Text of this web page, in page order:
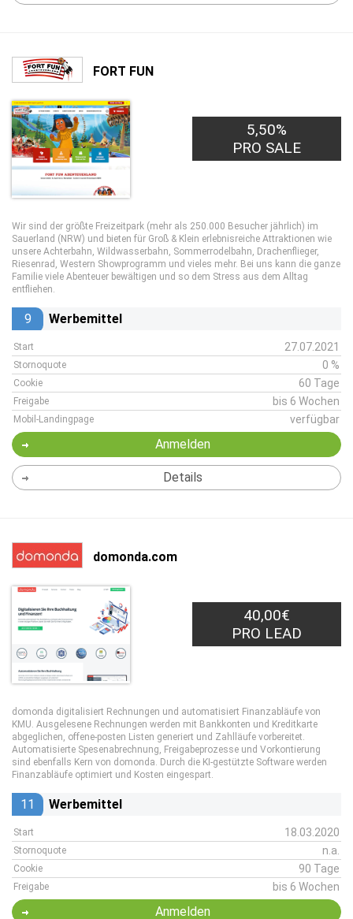
FORT FUN
5,50%
PRO SALE
Wir sind der größte Freizeitpark (mehr als 250.000 Besucher jährlich) im
Sauerland (NRW) und bieten für Groß & Klein erlebnisreiche Attraktionen wie
unsere Achterbahn, Wildwasserbahn, Sommerrodelbahn, Drachenflieger,
Riesenrad, Western Showprogramm und vieles mehr. Bei uns kann die ganze
Familie viele Abenteuer bewältigen und so dem Stress aus dem Alltag
entfliehen.
9 Werbemittel
Start 27.07.2021
Stornoquote 0 %
Cookie 60 Tage
Freigabe bis 6 Wochen
Mobil-Landingpage verfügbar
Anmelden
Details
domonda.com
40,00€
PRO LEAD
domonda digitalisiert Rechnungen und automatisiert Finanzabläufe von
KMU. Ausgelesene Rechnungen werden mit Bankkonten und Kreditkarte
abgeglichen, offene-posten Listen generiert und Zahlläufe vorbereitet.
Automatisierte Spesenabrechnung, Freigabeprozesse und Vorkontierung
sind ebenfalls Kern von domonda. Durch die KI-gestützte Software werden
Finanzabläufe optimiert und Kosten eingespart.
11 Werbemittel
Start 18.03.2020
Stornoquote n.a.
Cookie 90 Tage
Freigabe bis 6 Wochen
Anmelden